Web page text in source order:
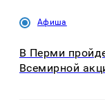
Афиша
В Перми
Всемирной